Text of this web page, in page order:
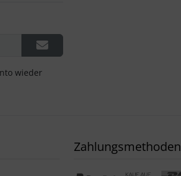
wieder
Zahlungsmethoden